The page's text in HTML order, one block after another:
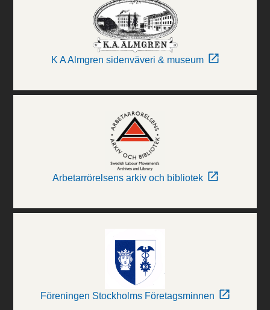
K A Almgren sidenväveri & museum
Arbetarrörelsens arkiv och bibliotek
Föreningen Stockholms Företagsminnen